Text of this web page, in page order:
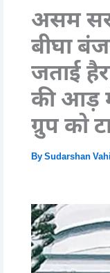
असम
बीघा
जताई
की आड़
ग्रुप को
BySudarshan